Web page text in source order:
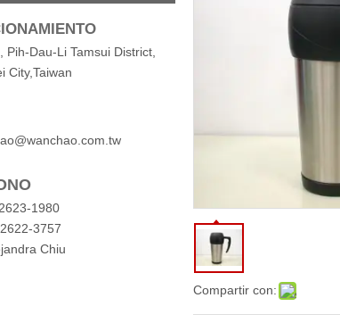
Pih-Dau-Li Tamsui District,
City,Taiwan
1980
3757
Chiu
Compartir con: